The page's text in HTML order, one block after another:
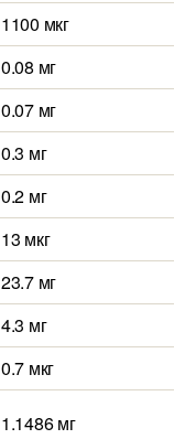
1100 мкг
0.08 мг
0.07 мг
0.3 мг
0.2 мг
13 мкг
23.7 мг
4.3 мг
0.7 мкг
1.1486 мг